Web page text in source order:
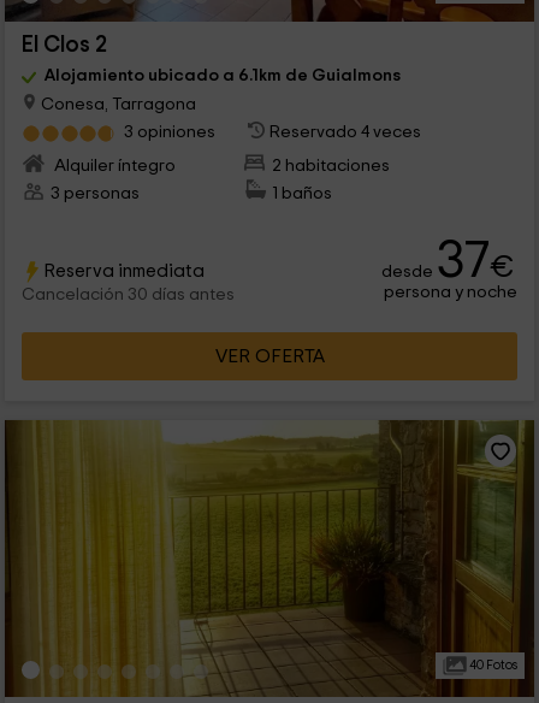
El Clos 2
Alojamiento ubicado a 6.1km de Guialmons
Conesa, Tarragona
3 opiniones
Reservado 4 veces
Alquiler íntegro
2 habitaciones
3 personas
1 baños
Reserva inmediata
Cancelación 30 días antes
desde 37€
persona y noche
VER OFERTA
40 Fotos